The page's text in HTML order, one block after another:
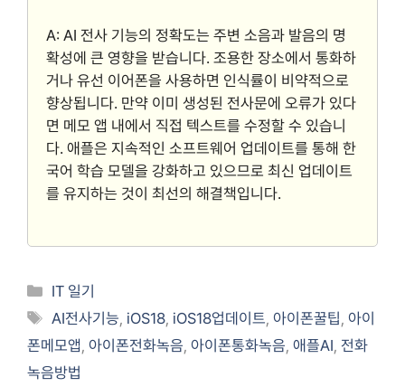
A: AI 전사 기능의 정확도는 주변 소음과 발음의 명
확성에 큰 영향을 받습니다. 조용한 장소에서 통화하
거나 유선 이어폰을 사용하면 인식률이 비약적으로
향상됩니다. 만약 이미 생성된 전사문에 오류가 있다
면 메모 앱 내에서 직접 텍스트를 수정할 수 있습니
다. 애플은 지속적인 소프트웨어 업데이트를 통해 한
국어 학습 모델을 강화하고 있으므로 최신 업데이트
를 유지하는 것이 최선의 해결책입니다.
Categories
IT 일기
Tags
AI전사기능, iOS18, iOS18업데이트,아이폰꿀팁,아이
폰메모앱, 아이폰전화녹음, 아이폰통화녹음, 애플AI, 전화
녹음방법